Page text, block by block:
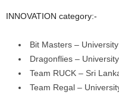
INNOVATION category:-
Bit Masters –
Dragonflies –
Team RUCK – Sri
Team Regal –